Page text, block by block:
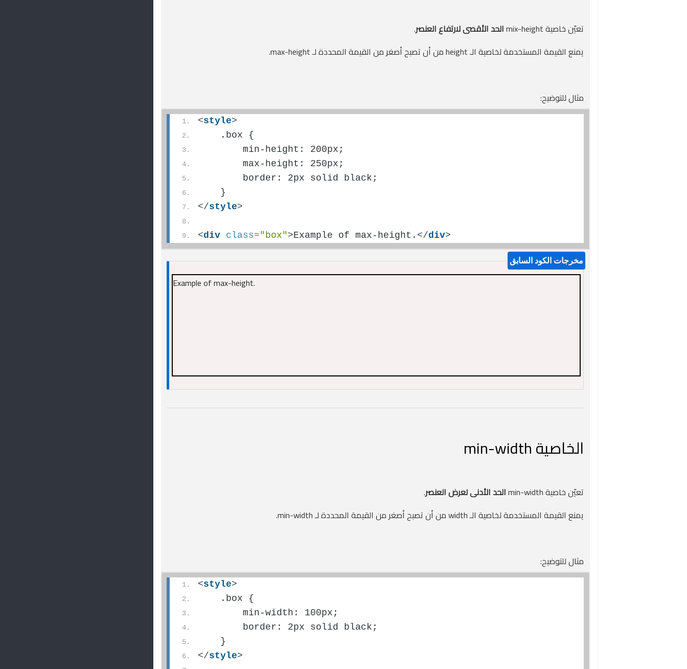
تعيّن خاصية mix-height الحد الأقصى لارتفاع العنصر.
يمنع القيمة المستخدمة لخاصية الـ height من أن تصبح أصغر من القيمة المحددة لـ max-height.
مثال للتوضيح:
<style>
    .box {
        min-height: 200px;
        max-height: 250px;
        border: 2px solid black;
    }
</style>
<div class="box">Example of max-height. </div>
Example of max-height.
الخاصية min-width
تعيّن خاصية min-width الحد الأدنى لعرض العنصر.
يمنع القيمة المستخدمة لخاصية الـ width من أن تصبح أصغر من القيمة المحددة لـ min-width.
مثال للتوضيح:
<style>
    .box {
        min-width: 100px;
        border: 2px solid black;
    }
</style>